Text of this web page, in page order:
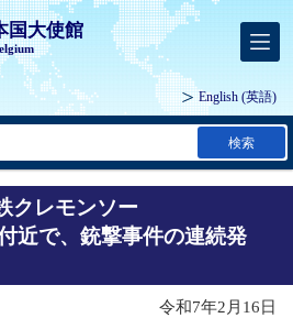
国大使館
English (英語)
検索
クレモンソー
付近で、銃撃事件の連続発
令和7年2月16日